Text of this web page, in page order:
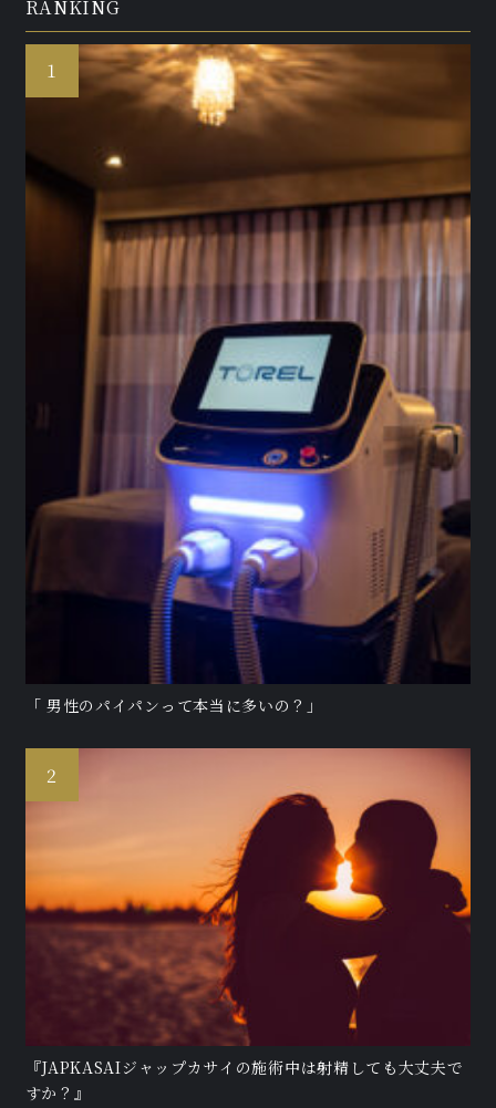
RANKING
「 男性のパイパンって本当に多いの？」
『JAPKASAIジャップカサイの施術中は射精しても大丈夫で
すか？』